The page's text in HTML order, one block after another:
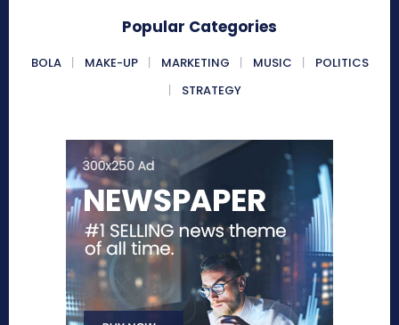
Popular Categories
BOLA MAKE-UP MARKETING MUSIC
POLITICS
STRATEGY